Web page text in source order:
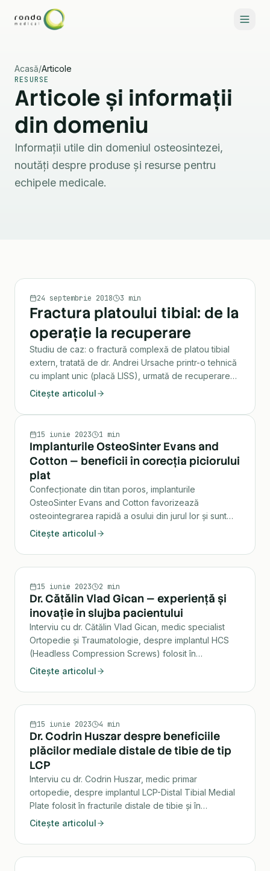
Specialități
Contactează-ne
Acasă/Articole
RESURSE
Articole și informații
din domeniu
Informații utile din domeniul osteosintezei,
noutăți despre produse și resurse pentru
echipele medicale.
TRAUMATOLOGIE
24 septembrie 2018 3 min
Fractura platoului tibial: de la
operație la recuperare
Studiu de caz: o fractură complexă de platou tibial
extern, tratată de dr. Andrei Ursache printr-o tehnică
cu implant unic (placă LISS), urmată de recuperare
completă la un an.
Citește articolul
ORTOPEDIE
15 iunie 2023 1 min
Implanturile OsteoSinter Evans and
Cotton — beneficii în corecția piciorului
plat
Confecționate din titan poros, implanturile
OsteoSinter Evans and Cotton favorizează
osteointegrarea rapidă a osului din jurul lor și sunt
folosite în osteotomiile Evans și Cotton pentru
corecția piciorului plat.
Citește articolul
INTERVIU
15 iunie 2023 2 min
Dr. Cătălin Vlad Gican — experiență și
inovație în slujba pacientului
Interviu cu dr. Cătălin Vlad Gican, medic specialist
Ortopedie și Traumatologie, despre implantul HCS
(Headless Compression Screws) folosit în
tratamentul fracturilor.
Citește articolul
INTERVIU
15 iunie 2023 4 min
Dr. Codrin Huszar despre beneficiile
plăcilor mediale distale de tibie de tip
LCP
Interviu cu dr. Codrin Huszar, medic primar
ortopedie, despre implantul LCP-Distal Tibial Medial
Plate folosit în fracturile distale de tibie și în
osteotomiile de corecție a axului gleznei.
Citește articolul